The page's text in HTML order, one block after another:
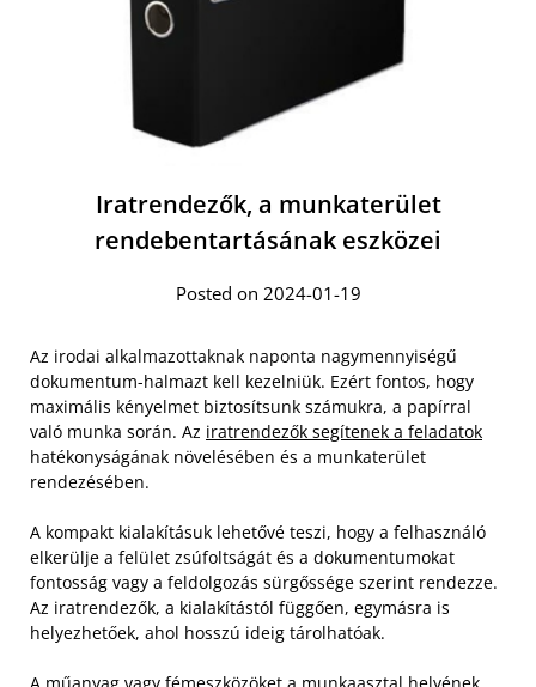
Iratrendezők, a munkaterület
rendebentartásának eszközei
Posted on 2024-01-19
Az irodai alkalmazottaknak naponta nagymennyiségű
dokumentum-halmazt kell kezelniük. Ezért fontos, hogy
maximális kényelmet biztosítsunk számukra, a papírral
való munka során. Az iratrendezők segítenek a feladatok
hatékonyságának növelésében és a munkaterület
rendezésében.
A kompakt kialakításuk lehetővé teszi, hogy a felhasználó
elkerülje a felület zsúfoltságát és a dokumentumokat
fontosság vagy a feldolgozás sürgőssége szerint rendezze.
Az iratrendezők, a kialakítástól függően, egymásra is
helyezhetőek, ahol hosszú ideig tárolhatóak.